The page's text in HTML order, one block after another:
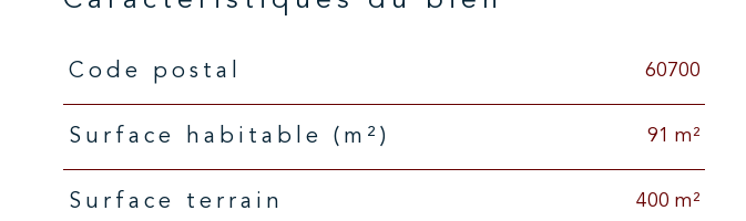
Caractéristiques Valeurs
Code postal 60700
Surface habitable (m²) 91 m²
surface terrain 400 m²